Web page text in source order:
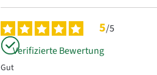
5/5
Verifizierte Bewertung
Gut